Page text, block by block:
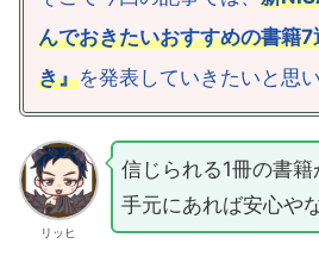
んでおきたいおすすめの書籍
き』を発表していきたいと思い
リッヒ
信じられる1冊の書籍
手元にあれば安心や